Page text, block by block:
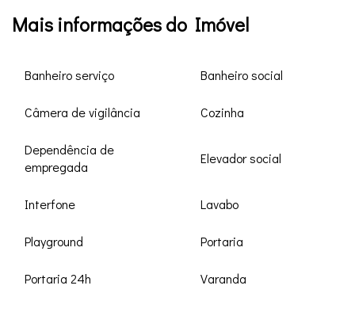
Mais informações do Imóvel
Banheiro serviço Banheiro social
Câmera de vigilância Cozinha
Dependência de
empregada
Elevador social
Interfone Lavabo
Playground Portaria
Portaria 24h Varanda